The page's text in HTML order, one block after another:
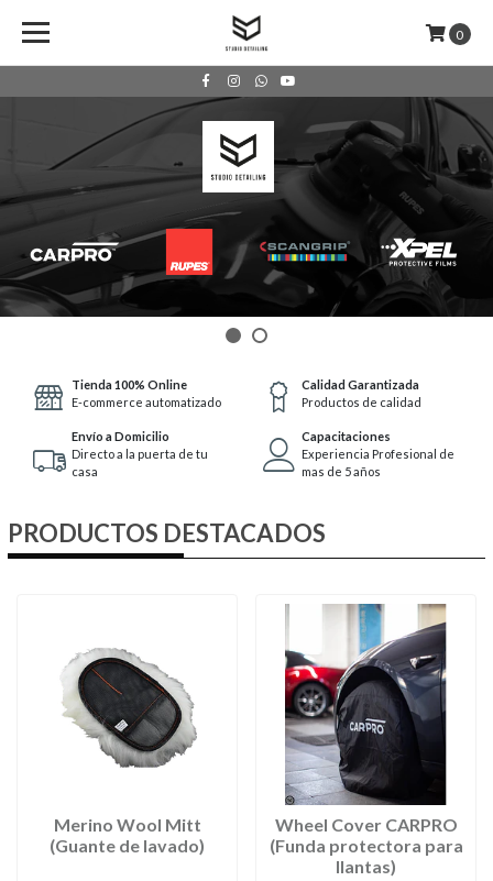
0
Tienda 100% Online
E-commerce automatizado
Calidad Garantizada
Productos de calidad
Envío a Domicilio
Directo a la puerta de tu
casa
Capacitaciones
Experiencia Profesional de
mas de 5 años
PRODUCTOS DESTACADOS
Merino Wool Mitt
(Guante de lavado)
Wheel Cover CARPRO
(Funda protectora para
llantas)